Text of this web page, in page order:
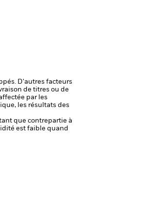
D'autres facteurs
de titres ou de
par les
les résultats des
que contrepartie à
est faible quand